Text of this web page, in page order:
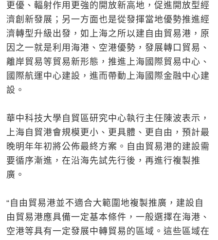
更優、輻射作用更強的開放新高地，促進開放型經
濟創新發展；另一方面也是從發揮當地優勢推進經
濟轉型升級出發，如上海之所以建自由貿易港，原
因之一就是利用海港、空港優勢，發展轉口貿易、
離岸貿易等貿易新形態，推進上海國際貿易中心、
國際航運中心建設，進而帶動上海國際金融中心建
設。
華中科技大學自貿區研究中心執行主任陳波表示，
上海自貿港會規模更小、更具體、更自由，預計最
晚明年年初將公佈最終方案。自由貿易港的建設需
要循序漸進，在沿海先試先行後，再進行複製推
廣。
“自由貿易港並不適合大範圍地複製推廣，建設自
由貿易港應具備一定基本條件，一般選擇在海港、
空港等具有一定發展中轉貿易的區域。這些區域在